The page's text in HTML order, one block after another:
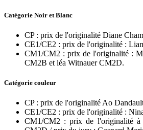
Catégorie Noir et Blanc
CP : prix de l'originalité Diane
CE1/CE2 : prix de l'originalité :
CM1/CM2 : prix de l'originalité :
CM2B et léa Witnauer CM2D.
Catégorie couleur
CP : prix de l'originalité Ao
CE1/CE2 : prix de l'originalité :
CM1/CM2 : prix de l'originalité à